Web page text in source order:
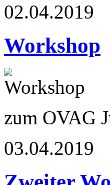
02.04.2019
Workshop
zum OVAG
03.04.2019